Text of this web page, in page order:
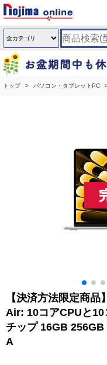
トップ パソコン・タブレットPC
【決済方法限定商
Air: 10コアCPUと
チップ 16GB
A